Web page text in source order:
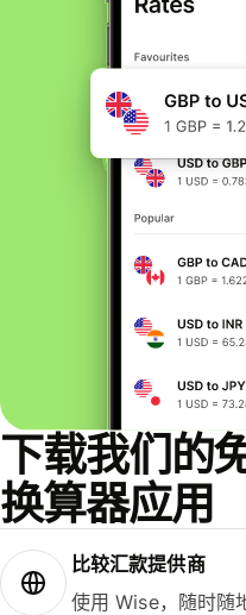
下载我们的
换算器应用
比较汇款提供商
使用 Wise，随时随